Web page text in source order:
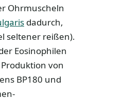
Ohrmuscheln
dadurch,
seltener reißen).
Eosinophilen
von
BP180 und